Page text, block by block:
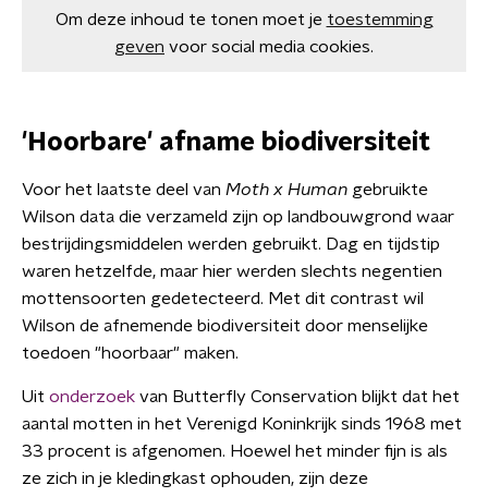
Om deze inhoud te tonen moet je toestemming
geven voor social media cookies.
'Hoorbare' afname biodiversiteit
Voor het laatste deel van Moth x Human gebruikte
Wilson data die verzameld zijn op landbouwgrond waar
bestrijdingsmiddelen werden gebruikt. Dag en tijdstip
waren hetzelfde, maar hier werden slechts negentien
mottensoorten gedetecteerd. Met dit contrast wil
Wilson de afnemende biodiversiteit door menselijke
toedoen "hoorbaar" maken.
Uit onderzoek van Butterfly Conservation blijkt dat het
aantal motten in het Verenigd Koninkrijk sinds 1968 met
33 procent is afgenomen. Hoewel het minder fijn is als
ze zich in je kledingkast ophouden, zijn deze